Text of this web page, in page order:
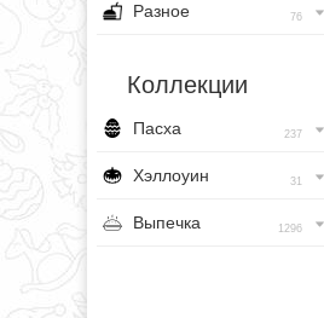
Разное 76
Коллекции
Пасха 237
Хэллоуин 31
Выпечка 1296